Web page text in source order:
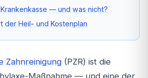
— und was nicht?
der Heil- und Kostenplan
Zahnreinigung (PZR) ist die
Maßnahme — und eine der